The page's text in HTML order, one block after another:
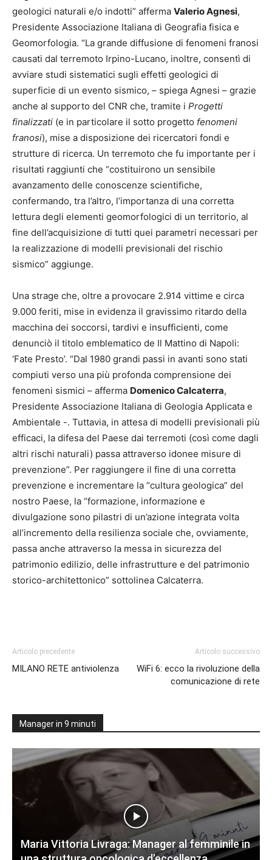
geologici naturali e/o indotti” afferma Valerio Agnesi,
Presidente Associazione Italiana di Geografia fisica e
Geomorfologia. “La grande diffusione di fenomeni franosi
causati dal terremoto Irpino-Lucano, inoltre, consentì di
avviare studi sistematici sugli effetti geologici di
superficie di un evento sismico, – spiega Agnesi – grazie
anche al supporto del CNR che, tramite i Progetti
finalizzati (e in particolare il sotto progetto fenomeni
franosi), mise a disposizione dei ricercatori fondi e
strutture di ricerca. Un terremoto che fu importante per i
risultati raggiunti che “costituirono un sensibile
avanzamento delle conoscenze scientifiche,
confermando, tra l’altro, l’importanza di una corretta
lettura degli elementi geomorfologici di un territorio, al
fine dell’acquisizione di tutti quei parametri necessari per
la realizzazione di modelli previsionali del rischio
sismico” aggiunge.
Una strage che, oltre a provocare 2.914 vittime e circa
9.000 feriti, mise in evidenza il gravissimo ritardo della
macchina dei soccorsi, tardivi e insufficienti, come
denunciò il titolo emblematico de Il Mattino di Napoli:
‘Fate Presto’. “Dal 1980 grandi passi in avanti sono stati
compiuti verso una più profonda comprensione dei
fenomeni sismici – afferma Domenico Calcaterra,
Presidente Associazione Italiana di Geologia Applicata e
Ambientale -. Tuttavia, in attesa di modelli previsionali più
efficaci, la difesa del Paese dai terremoti (così come dagli
altri rischi naturali) passa attraverso idonee misure di
prevenzione”. Per raggiungere il fine di una corretta
prevenzione e incrementare la “cultura geologica” del
nostro Paese, la “formazione, informazione e
divulgazione sono pilastri di un’azione integrata volta
all’incremento della resilienza sociale che, ovviamente,
passa anche attraverso la messa in sicurezza del
patrimonio edilizio, delle infrastrutture e del patrimonio
storico-architettonico” sottolinea Calcaterra.
Articolo precedente
MILANO RETE antiviolenza
Articolo successivo
WiFi 6: ecco la rivoluzione della
comunicazione di rete
Manager in 9 minuti
Maria Vittoria Livraga: Manager al femminile in